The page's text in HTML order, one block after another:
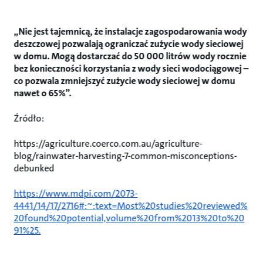
„Nie jest tajemnicą, że instalacje zagospodarowania wody
deszczowej pozwalają ograniczać zużycie wody sieciowej
w domu. Mogą dostarczać do 50 000 litrów wody rocznie
bez konieczności korzystania z wody sieci wodociągowej –
co pozwala zmniejszyć zużycie wody sieciowej w domu
nawet o 65%”.
Źródło:
https://agriculture.coerco.com.au/agriculture-
blog/rainwater-harvesting-7-common-misconceptions-
debunked
https://www.mdpi.com/2073-
4441/14/17/2716#:~:text=Most%20studies%20reviewed%
20found%20potential,volume%20from%2013%20to%20
91%25.